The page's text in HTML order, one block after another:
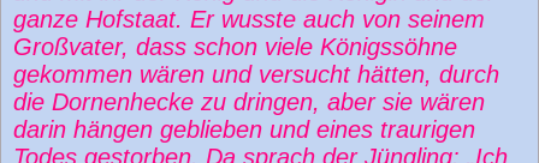
ganze Hofstaat. Er wusste auch von seinem
Großvater, dass schon viele Königssöhne
gekommen wären und versucht hätten, durch
die Dornenhecke zu dringen, aber sie wären
darin hängen geblieben und eines traurigen
Todes gestorben. Da sprach der Jüngling: „Ich